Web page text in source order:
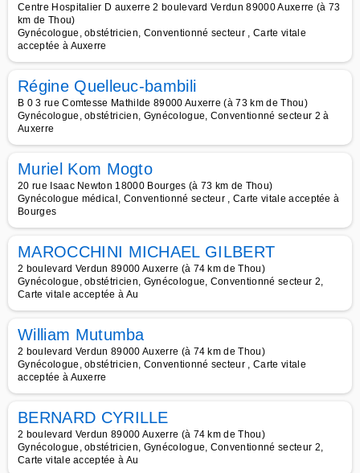
Centre Hospitalier D auxerre 2 boulevard Verdun 89000 Auxerre (à 73
km de Thou)
Gynécologue, obstétricien, Conventionné secteur , Carte vitale
acceptée à Auxerre
Régine Quelleuc-bambili
B 0 3 rue Comtesse Mathilde 89000 Auxerre (à 73 km de Thou)
Gynécologue, obstétricien, Gynécologue, Conventionné secteur 2 à
Auxerre
Muriel Kom Mogto
20 rue Isaac Newton 18000 Bourges (à 73 km de Thou)
Gynécologue médical, Conventionné secteur , Carte vitale acceptée à
Bourges
MAROCCHINI MICHAEL GILBERT
2 boulevard Verdun 89000 Auxerre (à 74 km de Thou)
Gynécologue, obstétricien, Gynécologue, Conventionné secteur 2,
Carte vitale acceptée à Au
William Mutumba
2 boulevard Verdun 89000 Auxerre (à 74 km de Thou)
Gynécologue, obstétricien, Conventionné secteur , Carte vitale
acceptée à Auxerre
BERNARD CYRILLE
2 boulevard Verdun 89000 Auxerre (à 74 km de Thou)
Gynécologue, obstétricien, Gynécologue, Conventionné secteur 2,
Carte vitale acceptée à Au